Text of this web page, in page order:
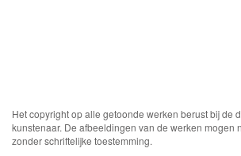
Het copyright op alle getoonde werken berust bij de
kunstenaar. De afbeeldingen van de werken mogen
zonder schriftelijke toestemming.